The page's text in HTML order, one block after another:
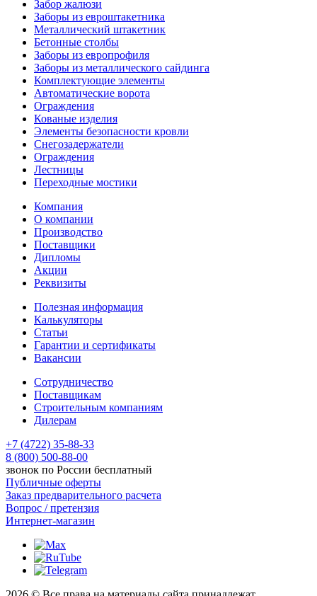
Забор жалюзи
Заборы из евроштакетника
Металлический штакетник
Бетонные столбы
Заборы из европрофиля
Заборы из металлического сайдинга
Комплектующие элементы
Автоматические ворота
Ограждения
Кованые изделия
Элементы безопасности кровли
Снегозадержатели
Ограждения
Лестницы
Переходные мостики
Компания
О компании
Производство
Поставщики
Дипломы
Акции
Реквизиты
Полезная информация
Калькуляторы
Статьи
Гарантии и сертификаты
Вакансии
Сотрудничество
Поставщикам
Строительным компаниям
Дилерам
+7 (4722) 35-88-33
8 (800) 500-88-00
звонок по России бесплатный
Публичные оферты
Заказ предварительного расчета
Вопрос / претензия
Интернет-магазин